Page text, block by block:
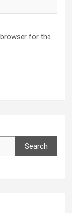
for the
Search